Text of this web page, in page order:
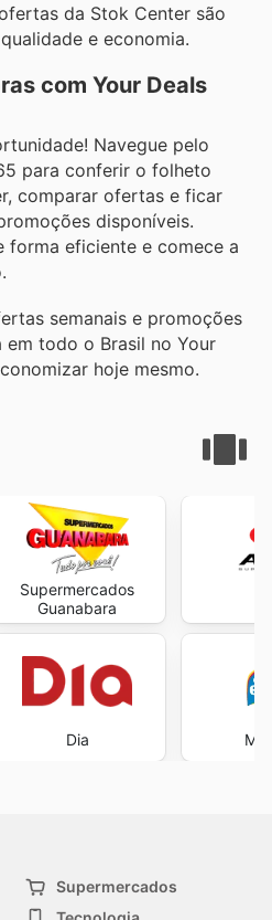
da Stok Center são
e economia.
com Your Deals
Navegue pelo
para conferir o folheto
comparar ofertas e ficar
disponíveis.
forma eficiente e comece a
semanais e promoções
todo o Brasil no Your
hoje mesmo.
Supermercados
Guanabara
Dia
Supermercados